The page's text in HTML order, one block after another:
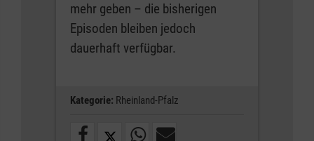
mehr geben – die bisherigen
Episoden bleiben jedoch
dauerhaft verfügbar.
Kategorie: Rheinland-Pfalz